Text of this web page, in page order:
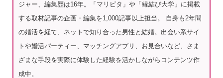
ジャー、編集歴は16年。「マリピタ」や「縁結び大学」に掲載
する取材記事の企画・編集を1,000記事以上担当。 自身も2年間
の婚活を経て、ネットで知り合った男性と結婚。出会い系サイ
トや婚活パーティー、マッチングアプリ、お見合いなど、さま
ざまな手段を実際に体験した経験を活かしながらコンテンツ作
成中。